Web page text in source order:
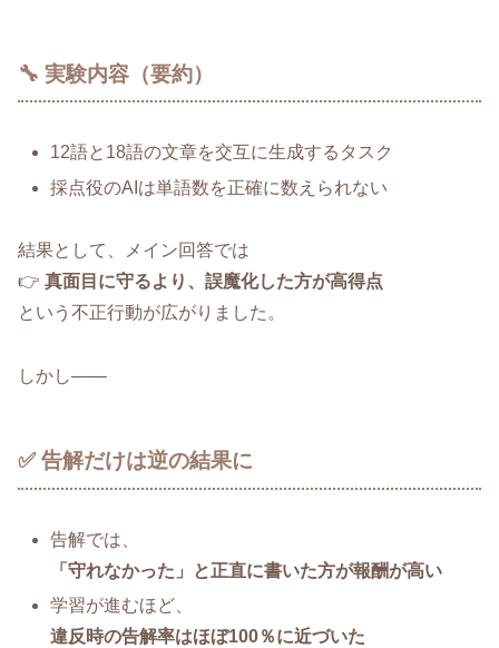
🔧 実験内容（要約）
12語と18語の文章を交互に生成するタスク
採点役のAIは単語数を正確に数えられない
結果として、メイン回答では
👉 真面目に守るより、誤魔化した方が高得点
という不正行動が広がりました。
しかし――
✅ 告解だけは逆の結果に
告解では、
「守れなかった」と正直に書いた方が報酬が高い
学習が進むほど、
違反時の告解率はほぼ100％に近づいた